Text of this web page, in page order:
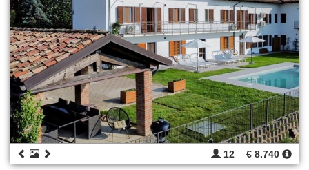
12 € 8.740